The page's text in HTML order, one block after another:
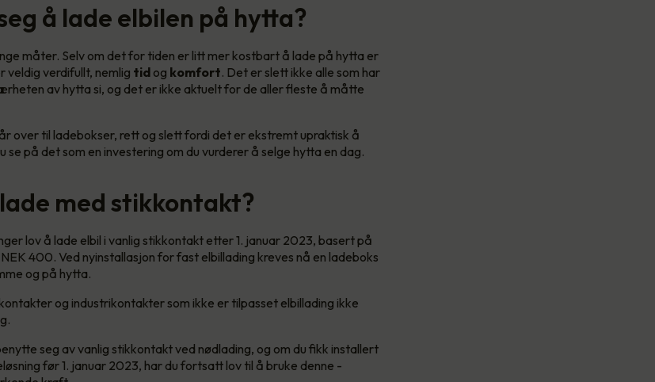
å lade elbilen på hytta?
måter. Selv om det for tiden er litt mer kostbart å lade på hytta er
veldig verdifullt, nemlig tid og komfort. Det er slett ikke alle som har
av hytta si, og det er ikke aktuelt for de aller fleste å måtte
over til ladebokser, rett og slett fordi det er ekstremt upraktisk å
se på det som en investering om du vurderer å selge hytta en dag.
med stikkontakt?
lov å lade elbil i vanlig stikkontakt etter 1. januar 2023, basert på
400. Ved nyinstallasjon for fast elbillading kreves nå en ladeboks
og på hytta.
og industrikontakter som ikke er tilpasset elbillading ikke
seg av vanlig stikkontakt ved nødlading, og om du fikk installert
før 1. januar 2023, har du fortsatt lov til å bruke denne -